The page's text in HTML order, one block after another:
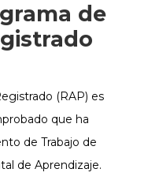
de
(RAP) es
que ha
de Trabajo de
de Aprendizaje.